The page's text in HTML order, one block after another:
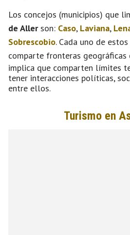
Los concejos (municipios) que
de Allerson: Caso, Laviana,
Sobrescobio. Cada uno de
comparte fronteras geográficas
implica que comparten límites
tener interacciones políticas,
entre ellos.